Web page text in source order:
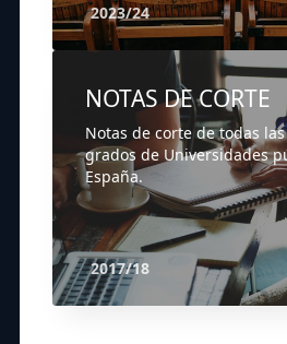
2023/24
NOTAS DE CORTE
Notas de corte de todas
grados de Universidades
España.
2017/18